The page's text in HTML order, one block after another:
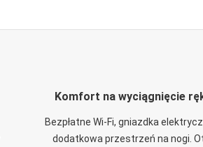
Komfort na wyciągnięcie
Bezpłatne Wi-Fi, gniazdka
dodatkowa przestrzeń na nogi.